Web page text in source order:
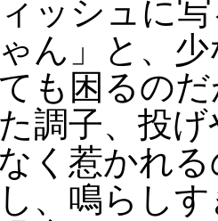
ッシュに
ゃん」と、
も困るの
調子、投
く惹かれ
、鳴らし